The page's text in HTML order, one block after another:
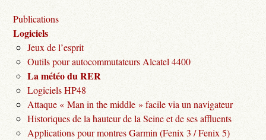
Publications
Logiciels
Jeux de l’esprit
Outils pour autocommutateurs Alcatel 4400
La météo du RER
Logiciels HP48
Attaque « Man in the middle » facile via un navigateur
Historiques de la hauteur de la Seine et de ses affluents
Applications pour montres Garmin (Fenix 3 / Fenix 5)